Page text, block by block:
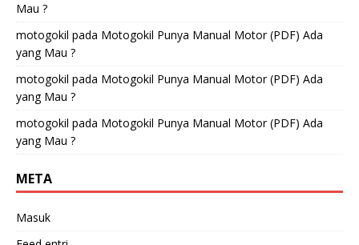
Mau ?
motogokil pada Motogokil Punya Manual Motor (PDF) Ada
yang Mau ?
motogokil pada Motogokil Punya Manual Motor (PDF) Ada
yang Mau ?
motogokil pada Motogokil Punya Manual Motor (PDF) Ada
yang Mau ?
META
Masuk